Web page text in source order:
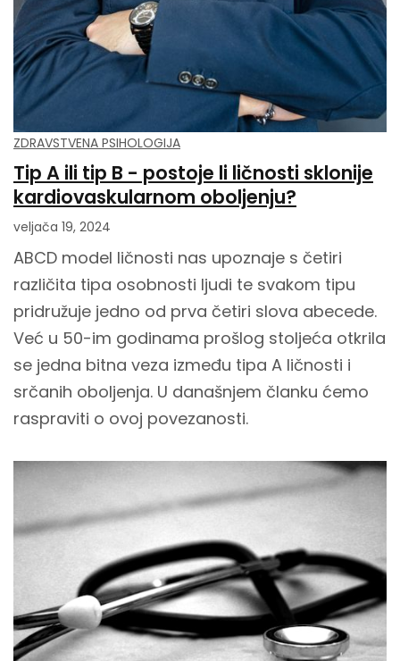
ZDRAVSTVENA PSIHOLOGIJA
Tip A ili tip B - postoje li ličnosti sklonije
kardiovaskularnom oboljenju?
veljača 19, 2024
ABCD model ličnosti nas upoznaje s četiri
različita tipa osobnosti ljudi te svakom tipu
pridružuje jedno od prva četiri slova abecede.
Već u 50-im godinama prošlog stoljeća otkrila
se jedna bitna veza između tipa A ličnosti i
srčanih oboljenja. U današnjem članku ćemo
raspraviti o ovoj povezanosti.